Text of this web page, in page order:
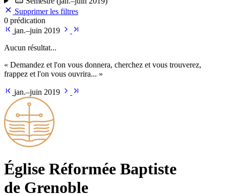
Supprimer les filtres
0 prédication
jan.–juin 2019
Aucun résultat...
« Demandez et l'on vous donnera, cherchez et vous trouverez,
frappez et l'on vous ouvrira... »
jan.–juin 2019
Église Ré­for­mée Bap­tiste
de Grenoble